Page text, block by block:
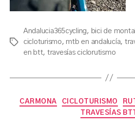
Tags
Andalucia365cycling, bici de
cicloturismo, mtb en andalucía,
en btt, travesías ciclorutismo
CARMONA CICLOTURISMO
TRAVESÍAS BTT